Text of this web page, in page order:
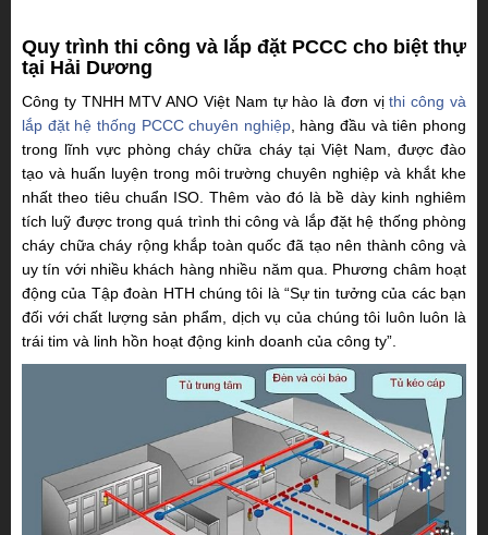
Quy trình thi công và lắp đặt PCCC cho biệt thự
tại Hải Dương
Công ty TNHH MTV ANO Việt Nam tự hào là đơn vịthi công và
lắp đặt hệ thống PCCC chuyên nghiệp, hàng đầu và tiên phong
trong lĩnh vực phòng cháy chữa cháy tại Việt Nam, được đào
tạo và huấn luyện trong môi trường chuyên nghiệp và khắt khe
nhất theo tiêu chuẩn ISO. Thêm vào đó là bề dày kinh nghiêm
tích luỹ được trong quá trình thi công và lắp đặt hệ thống phòng
cháy chữa cháy rộng khắp toàn quốc đã tạo nên thành công và
uy tín với nhiều khách hàng nhiều năm qua. Phương châm hoạt
động của Tập đoàn HTH chúng tôi là “Sự tin tưởng của các bạn
đối với chất lượng sản phẩm, dịch vụ của chúng tôi luôn luôn là
trái tim và linh hồn hoạt động kinh doanh của công ty”.